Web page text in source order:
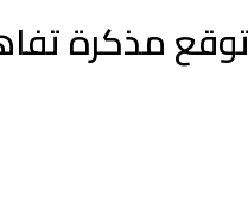
مذكرة